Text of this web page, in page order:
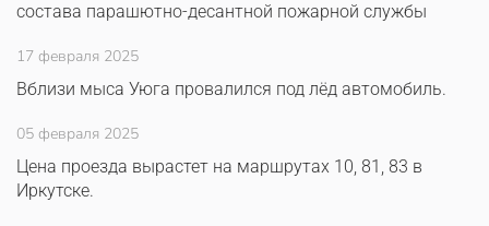
состава парашютно-десантной пожарной службы
17 февраля 2025
Вблизи мыса Уюга провалился под лёд автомобиль.
05 февраля 2025
Цена проезда вырастет на маршрутах 10, 81, 83 в
Иркутске.